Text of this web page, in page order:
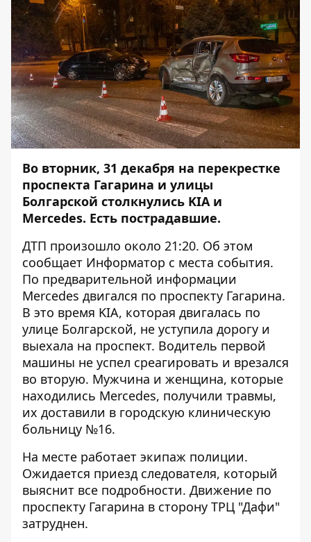
Во вторник, 31 декабря на перекрестке
проспекта Гагарина и улицы
Болгарской столкнулись KIA и
Mercedes. Есть пострадавшие.
ДТП произошло около 21:20. Об этом
сообщает Информатор с места события.
По предварительной информации
Mercedes двигался по проспекту Гагарина.
В это время KIA, которая двигалась по
улице Болгарской, не уступила дорогу и
выехала на проспект. Водитель первой
машины не успел среагировать и врезался
во вторую. Мужчина и женщина, которые
находились Mercedes, получили травмы,
их доставили в городскую клиническую
больницу №16.
На месте работает экипаж полиции.
Ожидается приезд следователя, который
выяснит все подробности. Движение по
проспекту Гагарина в сторону ТРЦ "Дафи"
затруднен.